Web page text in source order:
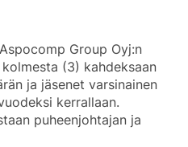
Group Oyj:n
(3) kahdeksaan
ja jäsenet varsinainen
kerrallaan.
puheenjohtajan ja